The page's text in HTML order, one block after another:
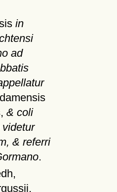
in
ad
& coli
& referri
.